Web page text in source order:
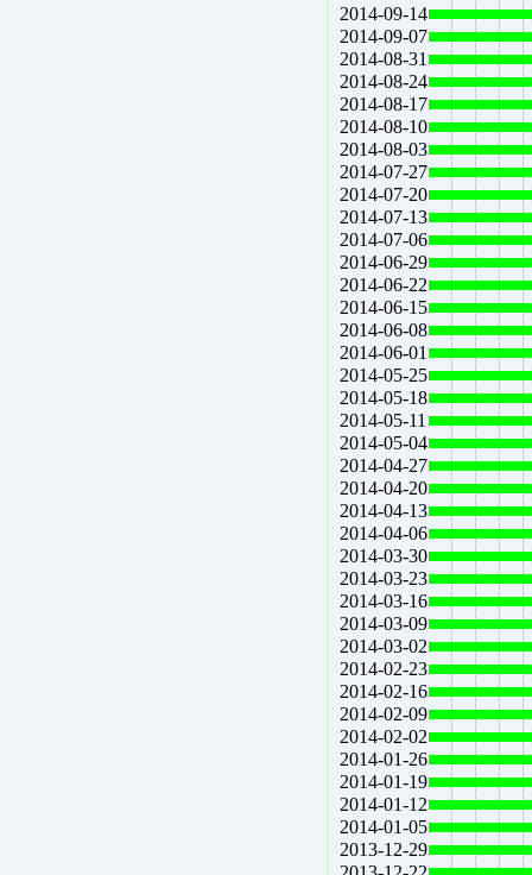
2014-09-14
2014-09-07
2014-08-31
2014-08-24
2014-08-17
2014-08-10
2014-08-03
2014-07-27
2014-07-20
2014-07-13
2014-07-06
2014-06-29
2014-06-22
2014-06-15
2014-06-08
2014-06-01
2014-05-25
2014-05-18
2014-05-11
2014-05-04
2014-04-27
2014-04-20
2014-04-13
2014-04-06
2014-03-30
2014-03-23
2014-03-16
2014-03-09
2014-03-02
2014-02-23
2014-02-16
2014-02-09
2014-02-02
2014-01-26
2014-01-19
2014-01-12
2014-01-05
2013-12-29